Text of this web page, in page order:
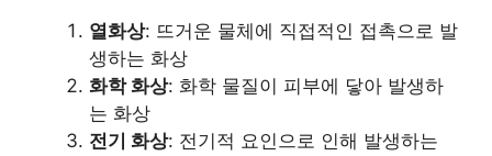
열화상: 뜨거운 물체에 직접적인 접촉으로 발
생하는 화상
화학 화상: 화학 물질이 피부에 닿아 발생하
는 화상
전기 화상: 전기적 요인으로 인해 발생하는